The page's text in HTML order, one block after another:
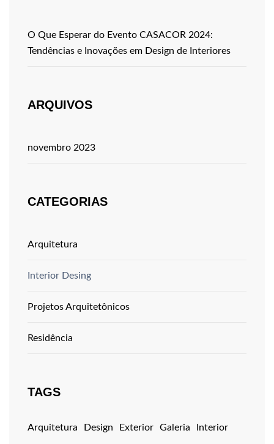
O Que Esperar do Evento CASACOR 2024:
Tendências e Inovações em Design de Interiores
ARQUIVOS
novembro 2023
CATEGORIAS
Arquitetura
Interior Desing
Projetos Arquitetônicos
Residência
TAGS
Arquitetura Design Exterior Galeria Interior